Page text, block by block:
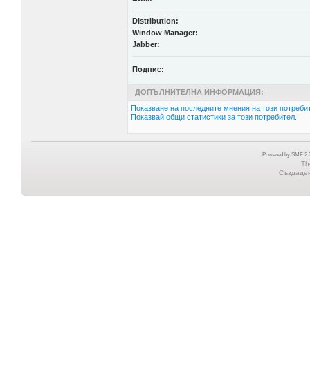
Distribution:
Window Manager:
Jabber:
Подпис:
ДОПЪЛНИТЕЛНА ИНФОРМАЦИЯ:
Показване на последните мнения на този
Показвай общи статистики за този потребител.
Powered by SMF